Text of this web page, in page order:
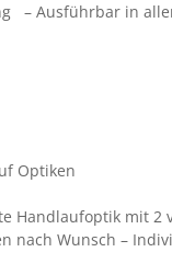
– Ausführbar in
Optiken
Handlaufoptik mit 2
Wunsch –